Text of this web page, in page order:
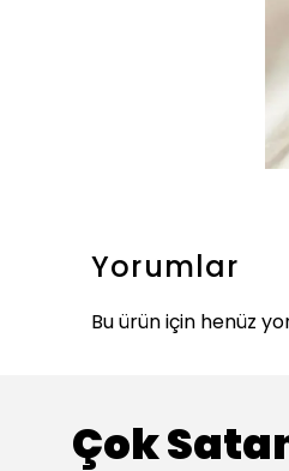
Yorumlar
Bu ürün için henüz
Çok